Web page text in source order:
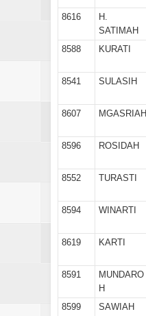
8616
H.
SATIMAH
8588
KURATI
8541
SULASIH
8607
MGASRIAH
8596
ROSIDAH
8552
TURASTI
8594
WINARTI
8619
KARTI
8591
MUNDARO
H
8599
SAWIAH